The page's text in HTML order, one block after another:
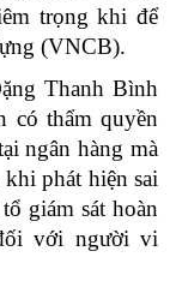
trọng khi để
(VNCB).
Thanh Bình
có thẩm quyền
ngân hàng mà
phát hiện sai
giám sát hoàn
với người vi